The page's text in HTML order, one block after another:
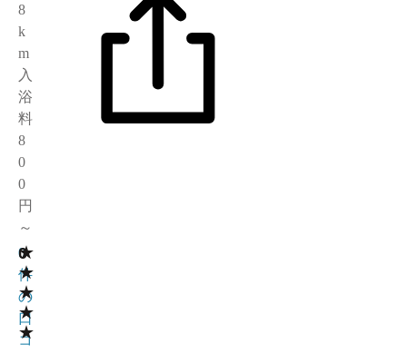
8
k
m
入
浴
料
8
0
0
円
～
★
★
★
★
★
0
0
件
の
口
コ